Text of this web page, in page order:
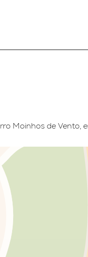
Moinhos de Vento,